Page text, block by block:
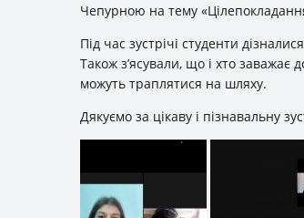
Чепурною на тему
Під час зустрічі студенти
Також з’ясували, що і хто заважає
можуть траплятися на шляху.
Дякуємо за цікаву і пізнавальну